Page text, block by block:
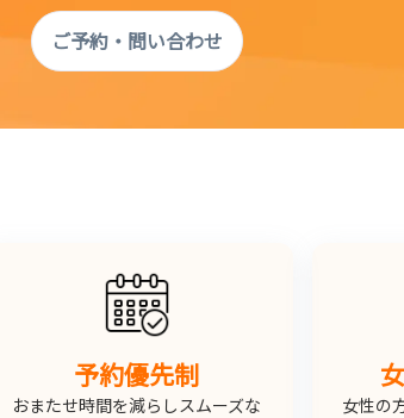
ご予約・問い合わせ
予約優先制
おまたせ時間を減らしスムーズな
女性の